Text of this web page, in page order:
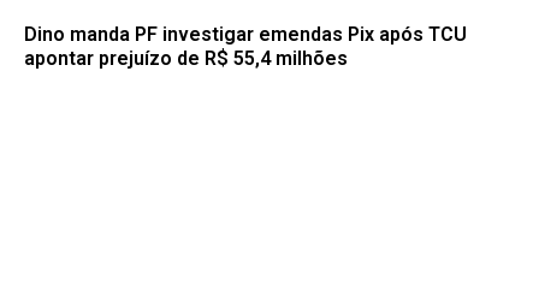
Dino manda PF investigar emendas Pix após TCU
apontar prejuízo de R$ 55,4 milhões